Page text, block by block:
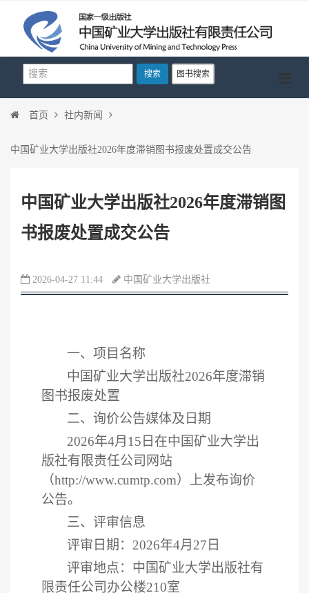
搜索 图书搜索
首页 社内新闻
中国矿业大学出版社2026年度滞销图书报废处置成交公告
中国矿业大学出版社2026年度滞销图
书报废处置成交公告
2026-04-27 11:44 中国矿业大学出版社
一、 项目名称
中国矿业大学出版社2026年度滞销
图书报废处置
二、询价公告媒体及日期
2026年4月15日在中国矿业大学出
版社有限责任公司网站
（http://www.cumtp.com）上发布询价
公告。
三、评审信息
评审日期： 2026年4月27日
评审地点：中国矿业大学出版社有
限责任公司办公楼210室